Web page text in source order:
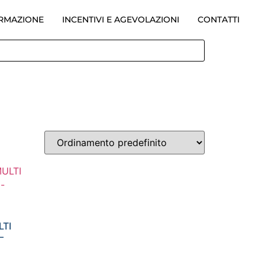
INCENTIVI E AGEVOLAZIONI CONTATTI